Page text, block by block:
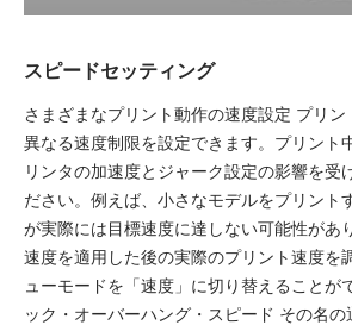
スピードセッティング
さまざまなプリント動作の速度設定 プリン
異なる速度制限を設定できます。プリント
リンタの加速度とジャーク設定の影響を受
ださい。例えば、小さなモデルをプリント
が実際には目標速度に達しない可能性があ
速度を適用した後の実際のプリント速度を
ューモードを「速度」に切り替えることが
ック・オーバーハング・スピード その名の